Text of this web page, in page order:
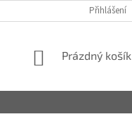
Přihlášení
NÁKUPNÍ
Prázdný košík